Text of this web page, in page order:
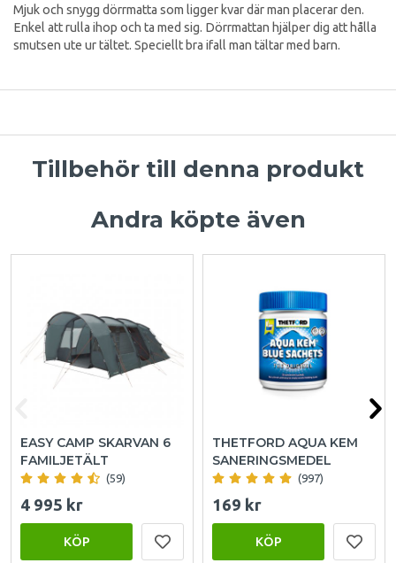
Mjuk och snygg dörrmatta som ligger kvar där man placerar den.
Enkel att rulla ihop och ta med sig. Dörrmattan hjälper dig att hålla
smutsen ute ur tältet. Speciellt bra ifall man tältar med barn.
Tillbehör till denna produkt
Andra köpte även
EASY CAMP SKARVAN 6
FAMILJETÄLT
(59)
4 995 kr
KÖP
THETFORD AQUA KEM
SANERINGSMEDEL
(997)
169 kr
KÖP